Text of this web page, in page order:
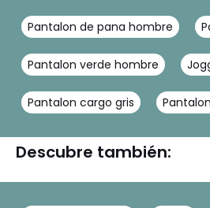
Pantalon de pana hombre
Pantalon verde hombre
Pantalon cargo gris
Descubre también: